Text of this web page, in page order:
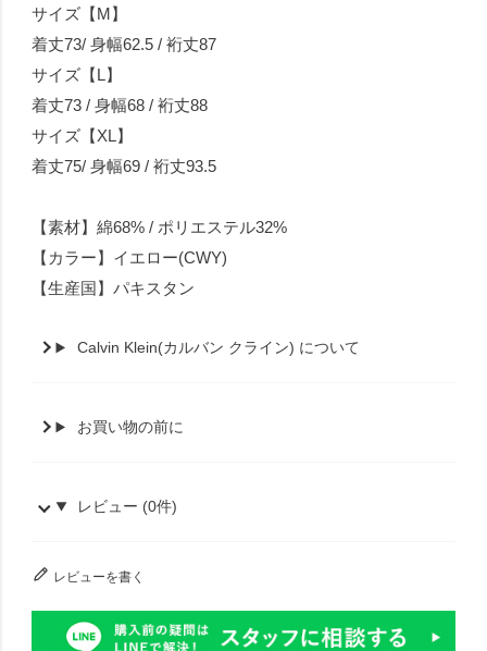
サイズ【M】
着丈73/ 身幅62.5 / 裄丈87
サイズ【L】
着丈73 / 身幅68 / 裄丈88
サイズ【XL】
着丈75/ 身幅69 / 裄丈93.5
【素材】綿68% / ポリエステル32%
【カラー】イエロー(CWY)
【生産国】パキスタン
Calvin Klein(カルバン クライン) について
お買い物の前に
レビュー (0件)
レビューを書く